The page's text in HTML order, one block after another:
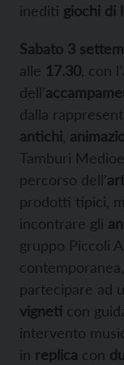
inediti giochi di
Sabato 3
alle 17.30 , con
dell’
dalla
antichi
Tamburi
percorso dell’
prodotti tipici,
incontrare gli
gruppo Piccoli
partecipare ad
vigneti con
intervento
in replica con